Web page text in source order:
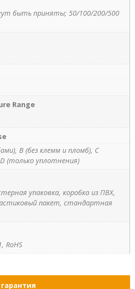
быть приняты; 50/100/200/500
Range
B (без клемм и пломб), C
(только уплотнения)
упаковка, коробка из ПВХ,
пакет, стандартная
RoHS